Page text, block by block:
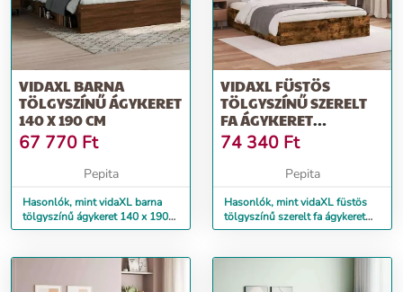
VIDAXL BARNA
TÖLGYSZÍNŰ ÁGYKERET
140 X 190 CM
67 770 Ft
Pepita
Hasonlók, mint vidaXL barna
tölgyszínű ágykeret 140 x 190
cm
VIDAXL FÜSTÖS
TÖLGYSZÍNŰ SZERELT
FA ÁGYKERET
FIÓKOKKAL 140 X 190
CM
74 340 Ft
Pepita
Hasonlók, mint vidaXL füstös
tölgyszínű szerelt fa ágykeret
fiókokkal 140 x 190 cm